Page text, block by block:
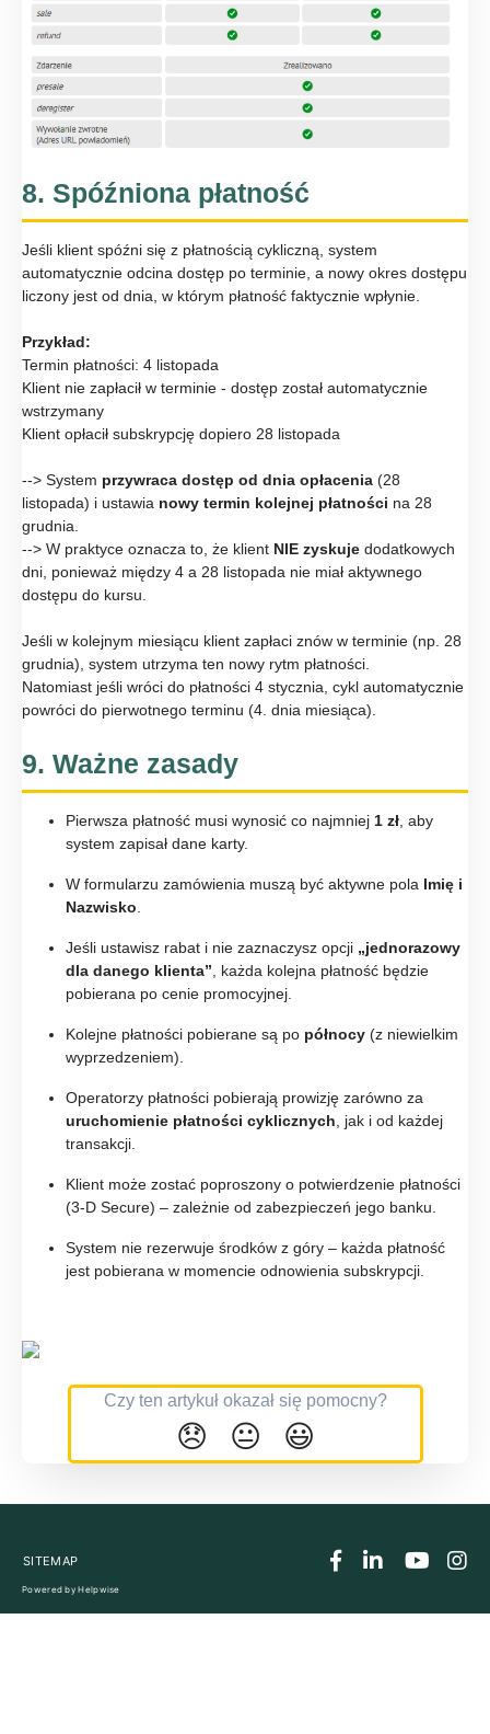
8. Spóźniona płatność
Jeśli klient spóźni się z płatnością cykliczną, system
automatycznie odcina dostęp po terminie, a nowy okres dostępu
liczony jest od dnia, w którym płatność faktycznie wpłynie.
Przykład:
Termin płatności: 4 listopada
Klient nie zapłacił w terminie - dostęp został automatycznie
wstrzymany
Klient opłacił subskrypcję dopiero 28 listopada
--> System przywraca dostęp od dnia opłacenia (28
listopada) i ustawia nowy termin kolejnej płatności na 28
grudnia.
--> W praktyce oznacza to, że klient NIE zyskuje dodatkowych
dni, ponieważ między 4 a 28 listopada nie miał aktywnego
dostępu do kursu.
Jeśli w kolejnym miesiącu klient zapłaci znów w terminie (np. 28
grudnia), system utrzyma ten nowy rytm płatności.
Natomiast jeśli wróci do płatności 4 stycznia, cykl automatycznie
powróci do pierwotnego terminu (4. dnia miesiąca).
9. Ważne zasady
Pierwsza płatność musi wynosić co najmniej 1 zł , aby
system zapisał dane karty.
W formularzu zamówienia muszą być aktywne pola Imię i
Nazwisko
Jeśli ustawisz rabat i nie zaznaczysz opcji „jednorazowy
dla danego klienta” , każda kolejna płatność będzie
pobierana po cenie promocyjnej.
Kolejne płatności pobierane są po północy (z niewielkim
wyprzedzeniem).
Operatorzy płatności pobierają prowizję zarówno za
uruchomienie płatności cyklicznych , jak i od każdej
transakcji.
Klient może zostać poproszony o potwierdzenie płatności
(3-D Secure) – zależnie od zabezpieczeń jego banku.
System nie rezerwuje środków z góry – każda płatność
jest pobierana w momencie odnowienia subskrypcji.
Czy ten artykuł okazał się pomocny?
😞 😐 😃
SITEMAP
Powered byHelpwise